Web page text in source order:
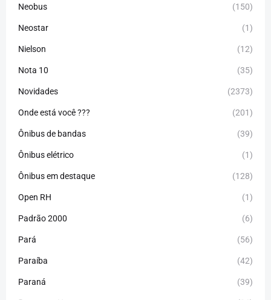
Neobus (150)
Neostar (1)
Nielson (12)
Nota 10 (35)
Novidades (2373)
Onde está você ??? (201)
Ônibus de bandas (39)
Ônibus elétrico (1)
Ônibus em destaque (128)
Open RH (1)
Padrão 2000 (6)
Pará (56)
Paraíba (42)
Paraná (39)